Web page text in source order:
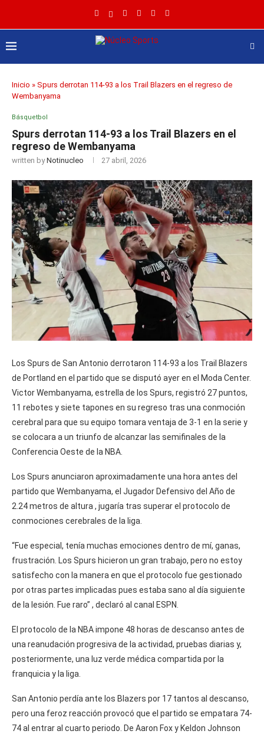
Inicio » Spurs derrotan 114-93 a los Trail Blazers en el regreso de
Wembanyama
Básquetbol
Spurs derrotan 114-93 a los Trail Blazers en el
regreso de Wembanyama
written byNotinucleo 27 abril, 2026
Los Spurs de San Antonio derrotaron 114-93 a los Trail Blazers
de Portland en el partido que se disputó ayer en el Moda Center.
Victor Wembanyama, estrella de los Spurs, registró 27 puntos,
11 rebotes y siete tapones en su regreso tras una conmoción
cerebral para que su equipo tomara ventaja de 3-1 en la serie y
se colocara a un triunfo de alcanzar las semifinales de la
Conferencia Oeste de la NBA.
Los Spurs anunciaron aproximadamente una hora antes del
partido que Wembanyama, el Jugador Defensivo del Año de
2.24 metros de altura , jugaría tras superar el protocolo de
conmociones cerebrales de la liga.
“Fue especial, tenía muchas emociones dentro de mí, ganas,
frustración. Los Spurs hicieron un gran trabajo, pero no estoy
satisfecho con la manera en que el protocolo fue gestionado
por otras partes implicadas pues estaba sano al día siguiente
de la lesión. Fue raro” , declaró al canal ESPN.
El protocolo de la NBA impone 48 horas de descanso antes de
una reanudación progresiva de la actividad, pruebas diarias y,
posteriormente, una luz verde médica compartida por la
franquicia y la liga.
San Antonio perdía ante los Blazers por 17 tantos al descanso,
pero una feroz reacción provocó que el partido se empatara 74-
74 al entrar al cuarto periodo. De Aaron Fox y Keldon Johnson